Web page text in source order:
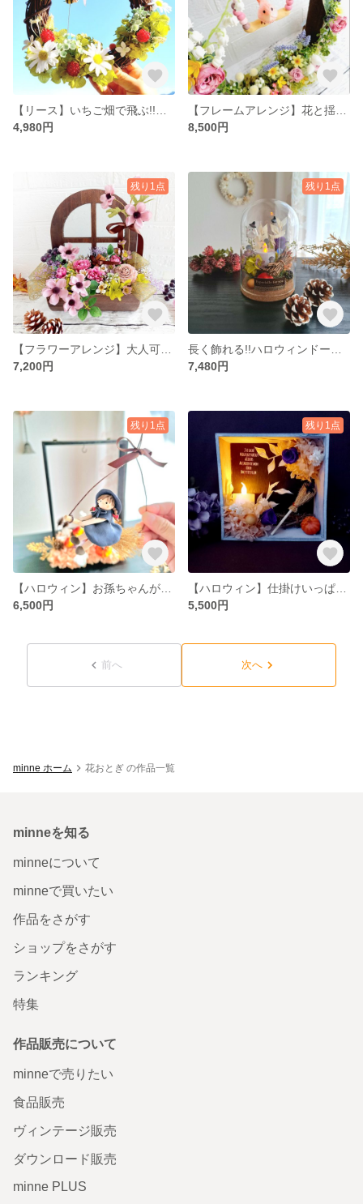
4,980円
8,500円
残り1点
7,200円
残り1点
7,480円
残り1点
6,500円
残り1点
5,500円
前へ 次へ
minne ホーム 花おとぎ の作品一覧
minneを知る
minneについて
minneで買いたい
作品をさがす
ショップをさがす
ランキング
特集
作品販売について
minneで売りたい
食品販売
ヴィンテージ販売
ダウンロード販売
minne PLUS